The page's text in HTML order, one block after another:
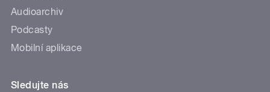
Audioarchiv
Podcasty
Mobilní aplikace
Sledujte nás